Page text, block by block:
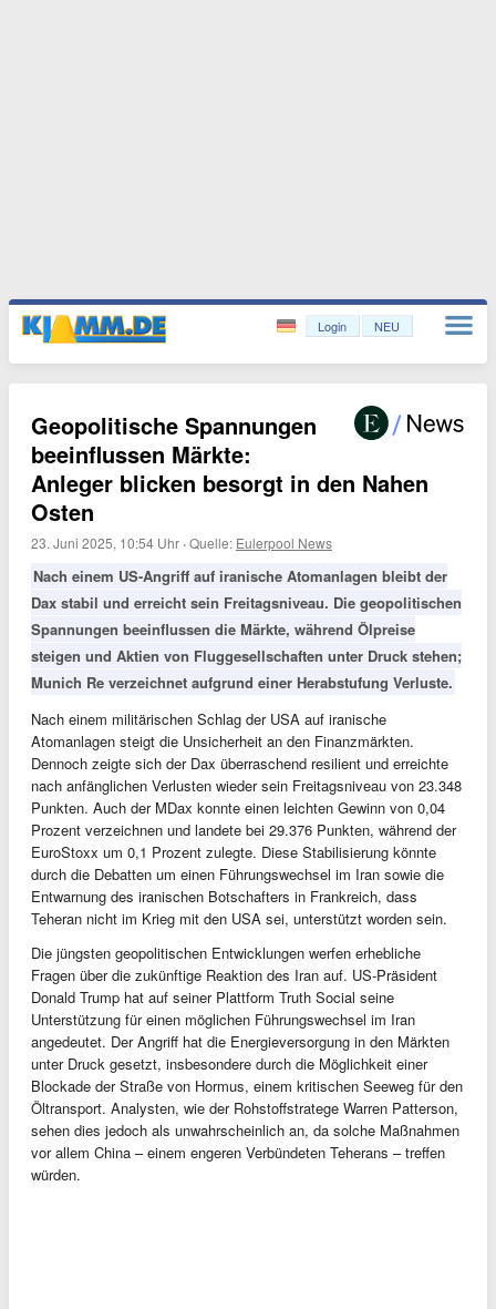
Login NEU
Geopolitische Spannungen
beeinflussen Märkte:
Anleger blicken besorgt in den Nahen
Osten
23. Juni 2025, 10:54 Uhr ·Quelle: Eulerpool News
Nach einem US-Angriff auf iranische Atomanlagen bleibt der
Dax stabil und erreicht sein Freitagsniveau. Die geopolitischen
Spannungen beeinflussen die Märkte, während Ölpreise
steigen und Aktien von Fluggesellschaften unter Druck stehen;
Munich Re verzeichnet aufgrund einer Herabstufung Verluste.
Nach einem militärischen Schlag der USA auf iranische
Atomanlagen steigt die Unsicherheit an den Finanzmärkten.
Dennoch zeigte sich der Dax überraschend resilient und erreichte
nach anfänglichen Verlusten wieder sein Freitagsniveau von 23.348
Punkten. Auch der MDax konnte einen leichten Gewinn von 0,04
Prozent verzeichnen und landete bei 29.376 Punkten, während der
EuroStoxx um 0,1 Prozent zulegte. Diese Stabilisierung könnte
durch die Debatten um einen Führungswechsel im Iran sowie die
Entwarnung des iranischen Botschafters in Frankreich, dass
Teheran nicht im Krieg mit den USA sei, unterstützt worden sein.
Die jüngsten geopolitischen Entwicklungen werfen erhebliche
Fragen über die zukünftige Reaktion des Iran auf. US-Präsident
Donald Trump hat auf seiner Plattform Truth Social seine
Unterstützung für einen möglichen Führungswechsel im Iran
angedeutet. Der Angriff hat die Energieversorgung in den Märkten
unter Druck gesetzt, insbesondere durch die Möglichkeit einer
Blockade der Straße von Hormus, einem kritischen Seeweg für den
Öltransport. Analysten, wie der Rohstoffstratege Warren Patterson,
sehen dies jedoch als unwahrscheinlich an, da solche Maßnahmen
vor allem China – einem engeren Verbündeten Teherans – treffen
würden.